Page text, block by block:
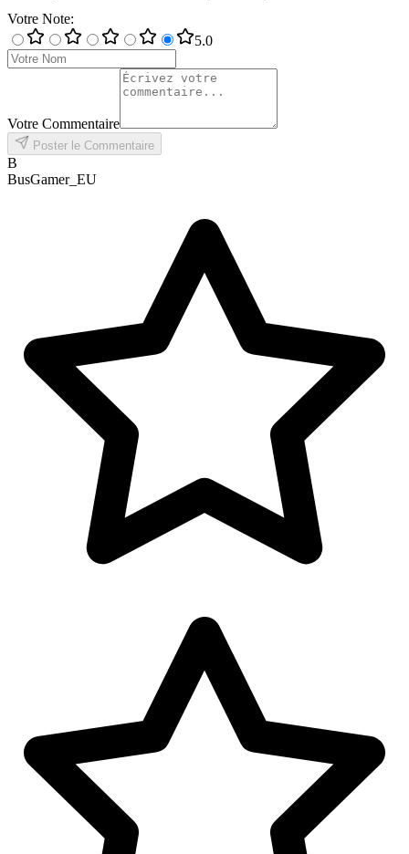
Votre Note:
5.0
Votre Commentaire
Poster le Commentaire
B
BusGamer_EU